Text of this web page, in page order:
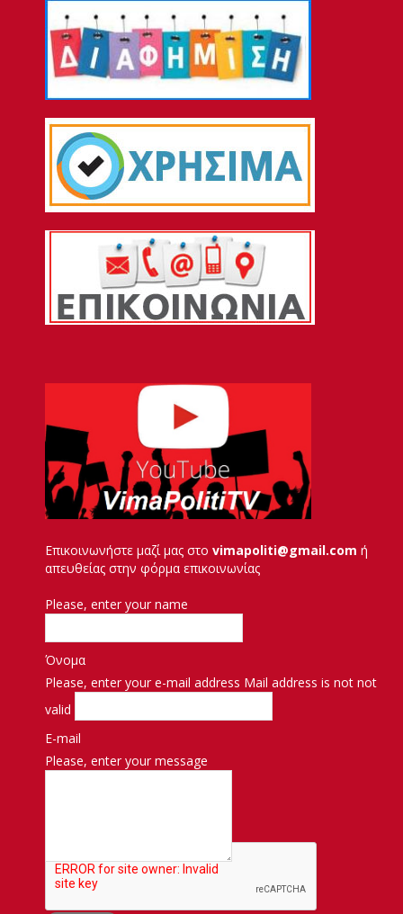
Επικοινωνήστε μαζί μας στο vimapoliti@gmail.com ή
απευθείας στην φόρμα επικοινωνίας
Please, enter your name
Όνομα
Please, enter your e-mail address Mail address is not not
valid
E-mail
Please, enter your message
Μήνυμα